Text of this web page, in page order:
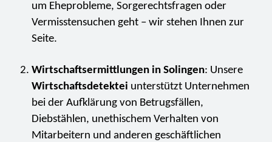
um Eheprobleme, Sorgerechtsfragen oder
Vermisstensuchen geht – wir stehen Ihnen zur
Seite.
Wirtschaftsermittlungen in Solingen: Unsere
Wirtschaftsdetektei unterstützt Unternehmen
bei der Aufklärung von Betrugsfällen,
Diebstählen, unethischem Verhalten von
Mitarbeitern und anderen geschäftlichen